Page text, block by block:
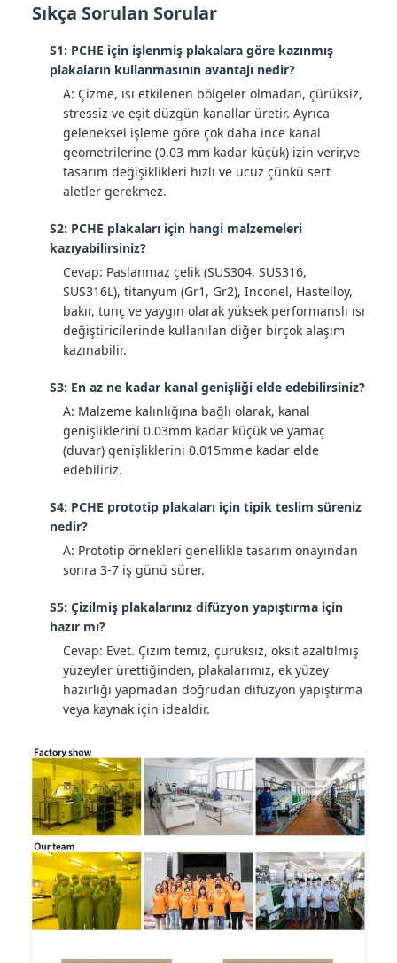
Sıkça Sorulan Sorular
S1: PCHE için işlenmiş plakalara göre kazınmış
plakaların kullanmasının avantajı nedir?
A: Çizme, ısı etkilenen bölgeler olmadan, çürüksiz,
stressiz ve eşit düzgün kanallar üretir. Ayrıca
geleneksel işleme göre çok daha ince kanal
geometrilerine (0.03 mm kadar küçük) izin verir,ve
tasarım değişiklikleri hızlı ve ucuz çünkü sert
aletler gerekmez.
S2: PCHE plakaları için hangi malzemeleri
kazıyabilirsiniz?
Cevap: Paslanmaz çelik (SUS304, SUS316,
SUS316L), titanyum (Gr1, Gr2), Inconel, Hastelloy,
bakır, tunç ve yaygın olarak yüksek performanslı ısı
değiştiricilerinde kullanılan diğer birçok alaşım
kazınabilir.
S3: En az ne kadar kanal genişliği elde edebilirsiniz?
A: Malzeme kalınlığına bağlı olarak, kanal
genişliklerini 0.03mm kadar küçük ve yamaç
(duvar) genişliklerini 0.015mm'e kadar elde
edebiliriz.
S4: PCHE prototip plakaları için tipik teslim süreniz
nedir?
A: Prototip örnekleri genellikle tasarım onayından
sonra 3-7 iş günü sürer.
S5: Çizilmiş plakalarınız difüzyon yapıştırma için
hazır mı?
Cevap: Evet. Çizim temiz, çürüksiz, oksit azaltılmış
yüzeyler ürettiğinden, plakalarımız, ek yüzey
hazırlığı yapmadan doğrudan difüzyon yapıştırma
veya kaynak için idealdir.